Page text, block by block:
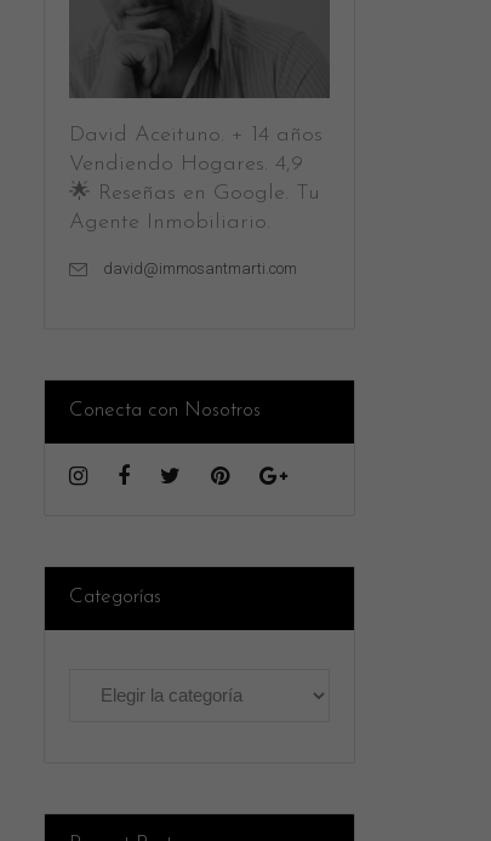
David Aceituno. + 14 años
Vendiendo Hogares. 4,9
🌟 Reseñas en Google. Tu
Agente Inmobiliario.
david@immosantmarti.com
Conecta con Nosotros
Categorías